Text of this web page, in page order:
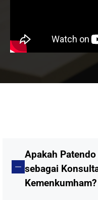
Apakah
sebagai
Kemenkumham?